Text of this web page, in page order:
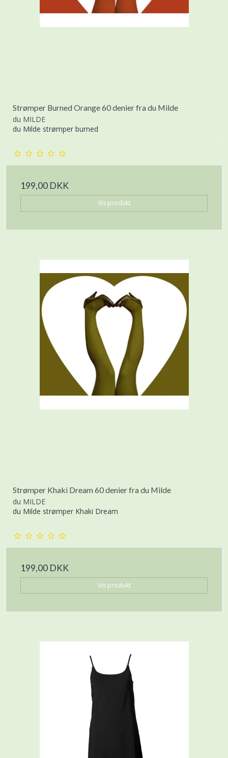
Strømper Burned Orange 60 denier fra du Milde
du MILDE
du Milde strømper burned
199,00 DKK
Vis produkt
Strømper Khaki Dream 60 denier fra du Milde
du MILDE
du Milde strømper Khaki Dream
199,00 DKK
Vis produkt